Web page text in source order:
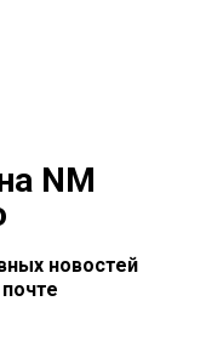
NM
новостей